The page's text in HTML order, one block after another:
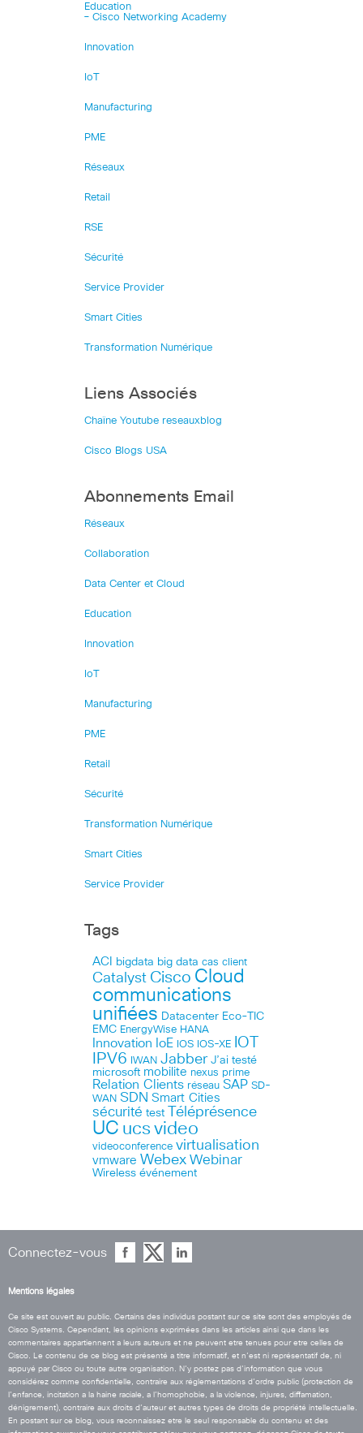
Education
– Cisco Networking Academy
Innovation
IoT
Manufacturing
PME
Réseaux
Retail
RSE
Sécurité
Service Provider
Smart Cities
Transformation Numérique
Liens Associés
Chaîne Youtube reseauxblog
Cisco Blogs USA
Abonnements Email
Réseaux
Collaboration
Data Center et Cloud
Education
Innovation
IoT
Manufacturing
PME
Retail
Sécurité
Transformation Numérique
Smart Cities
Service Provider
Tags
ACI bigdata big data cas client
Catalyst Cisco Cloud
communications
unifiées Datacenter Eco-TIC
EMC EnergyWise HANA
Innovation IoE IOS IOS-XE IOT
IPV6 IWAN Jabber J’ai testé
microsoft mobilite nexus prime
Relation Clients réseau SAP SD-
WAN SDN Smart Cities
sécurité test Téléprésence
UC ucs video
videoconference virtualisation
vmware Webex Webinar
Wireless événement
Connectez-vous
Mentions légales
Ce site est ouvert au public. Certains des individus postant sur ce site sont des employés de
Cisco Systems. Cependant, les opinions exprimées dans les articles ainsi que dans les
commentaires appartiennent a leurs auteurs et ne peuvent etre tenues pour etre celles de
Cisco. Le contenu de ce blog est présenté a titre informatif, et n’est ni représentatif de, ni
appuyé par Cisco ou toute autre organisation. N’y postez pas d’information que vous
considérez comme confidentielle, contraire aux réglementations d’ordre public (protection de
l’enfance, incitation a la haine raciale, a l’homophobie, a la violence, injures, diffamation,
dénigrement), contraire aux droits d’auteur et autres types de droits de propriété intellectuelle.
En postant sur ce blog, vous reconnaissez etre le seul responsable du contenu et des